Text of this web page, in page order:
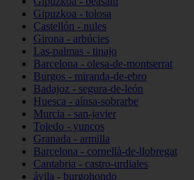
Gipuzkoa - tolosa
Castellón - nules
Girona - arbúcies
Las-palmas - tinajo
Barcelona - olesa-de-montserrat
Burgos - miranda-de-ebro
Badajoz - segura-de-león
Huesca - aínsa-sobrarbe
Murcia - san-javier
Toledo - yuncos
Granada - armilla
Barcelona - cornellà-de-llobregat
Cantabria - castro-urdiales
ávila - burgohondo